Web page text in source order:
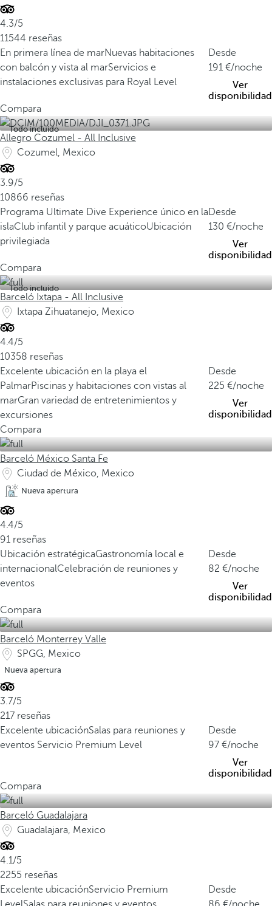
4.3/5
11544 reseñas
En primera línea de marNuevas habitaciones
con balcón y vista al marServicios e
instalaciones exclusivas para Royal Level
Desde
191
/noche
Ver
disponibilidad
Compara
Todo incluido
Allegro Cozumel - All Inclusive
Cozumel, Mexico
3.9/5
10866 reseñas
Programa Ultimate Dive Experience único en la
islaClub infantil y parque acuáticoUbicación
privilegiada
Desde
130
/noche
Ver
disponibilidad
Compara
Todo incluido
Barceló Ixtapa - All Inclusive
Ixtapa Zihuatanejo, Mexico
4.4/5
10358 reseñas
Excelente ubicación en la playa el
PalmarPiscinas y habitaciones con vistas al
marGran variedad de entretenimientos y
excursiones
Desde
225
/noche
Ver
disponibilidad
Compara
Barceló México Santa Fe
Ciudad de México, Mexico
Nueva apertura
4.4/5
91 reseñas
Ubicación estratégicaGastronomía local e
internacionalCelebración de reuniones y
eventos
Desde
82
/noche
Ver
disponibilidad
Compara
Barceló Monterrey Valle
SPGG, Mexico
Nueva apertura
3.7/5
217 reseñas
Excelente ubicaciónSalas para reuniones y
eventos Servicio Premium Level
Desde
97
/noche
Ver
disponibilidad
Compara
Barceló Guadalajara
Guadalajara, Mexico
4.1/5
2255 reseñas
Excelente ubicaciónServicio Premium
Desde